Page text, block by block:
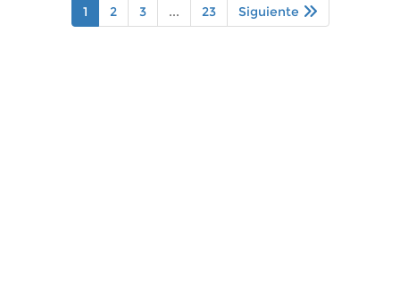
1 2 3 ... 23 Siguiente